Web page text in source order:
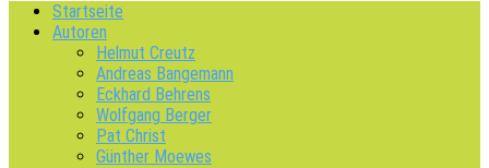
Startseite
Autoren
Helmut Creutz
Andreas Bangemann
Eckhard Behrens
Wolfgang Berger
Pat Christ
Günther Moewes